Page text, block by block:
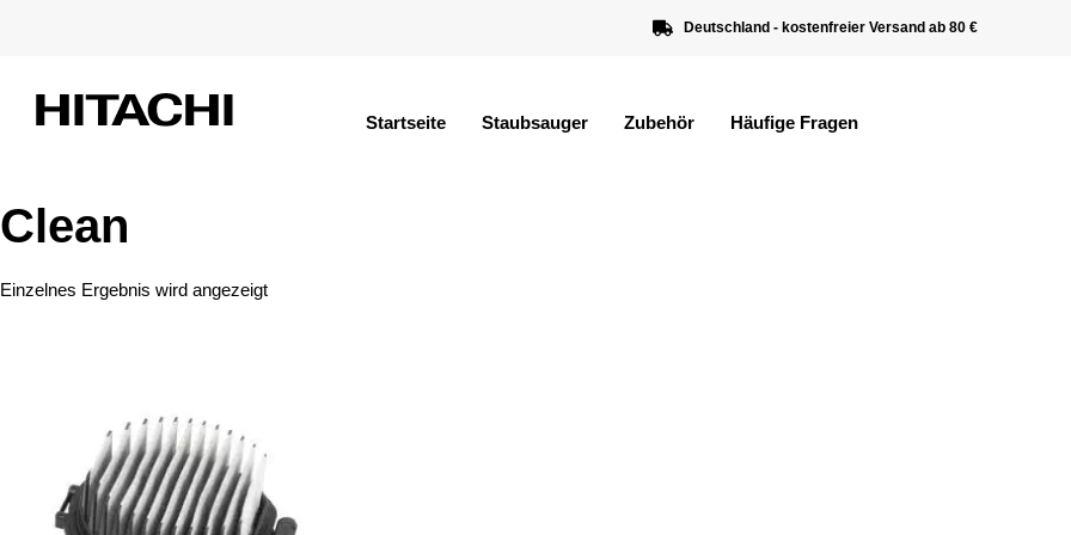
Deutschland - kostenfreier Versand ab 80 €
Startseite Staubsauger Zubehör Häufige Fragen
Clean
Einzelnes Ergebnis wird angezeigt